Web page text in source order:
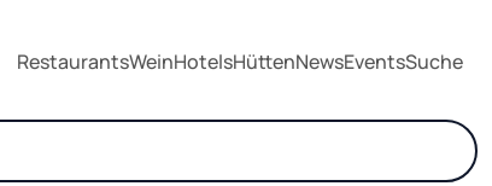
RestaurantsWeinHotelsHüttenNewsEventsSuche